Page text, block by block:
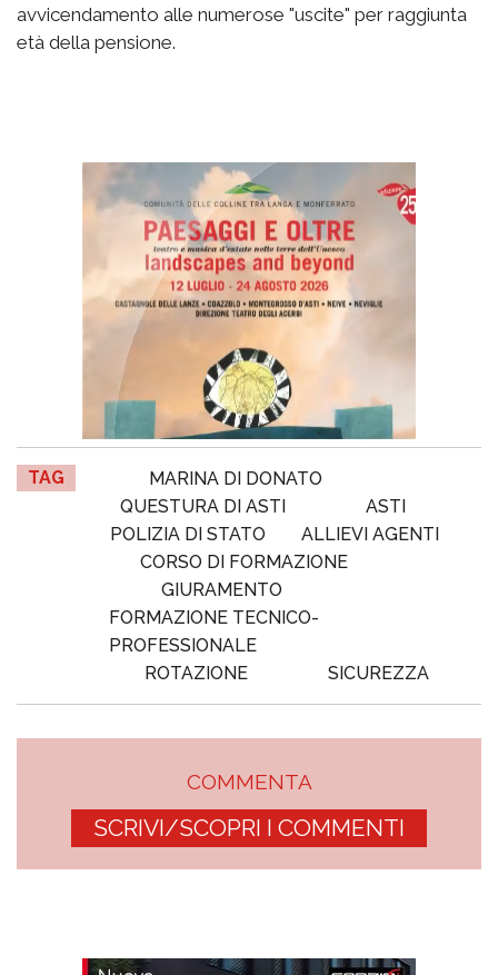
avvicendamento alle numerose "uscite" per raggiunta
età della pensione.
TAG
MARINA DI DONATO
QUESTURA DI ASTI
ASTI
POLIZIA DI STATO
ALLIEVI AGENTI
CORSO DI FORMAZIONE
GIURAMENTO
FORMAZIONE TECNICO-
PROFESSIONALE
ROTAZIONE
SICUREZZA
COMMENTA
SCRIVI/SCOPRI I COMMENTI